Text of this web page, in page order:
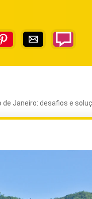
de Janeiro: desafios e